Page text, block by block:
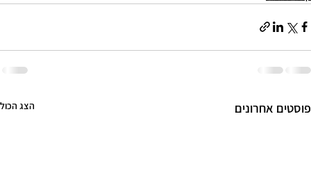
פוסטים אחרונים הצג הכול